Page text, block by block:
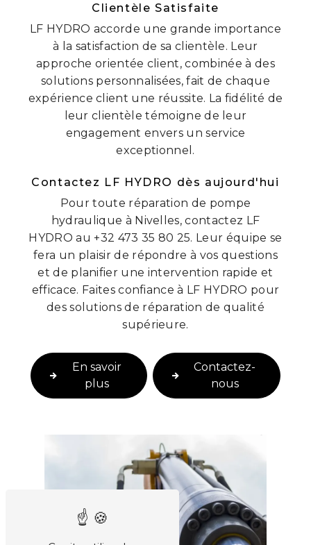
Clientèle Satisfaite
LF HYDRO accorde une grande importance
à la satisfaction de sa clientèle. Leur
approche orientée client, combinée à des
solutions personnalisées, fait de chaque
expérience client une réussite. La fidélité de
leur clientèle témoigne de leur
engagement envers un service
exceptionnel.
Contactez LF HYDRO dès aujourd'hui
Pour toute réparation de pompe
hydraulique à Nivelles, contactez LF
HYDRO au +32 473 35 80 25. Leur équipe se
fera un plaisir de répondre à vos questions
et de planifier une intervention rapide et
efficace. Faites confiance à LF HYDRO pour
des solutions de réparation de qualité
supérieure.
En savoir
plus
Contactez-
nous